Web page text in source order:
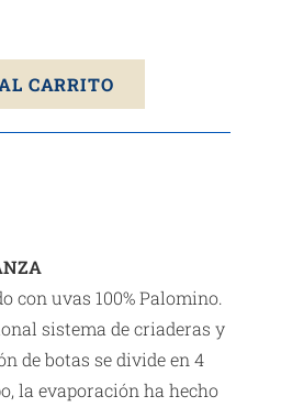
CARRITO
con uvas 100% Palomino.
sistema de criaderas y
de botas se divide en 4
la evaporación ha hecho